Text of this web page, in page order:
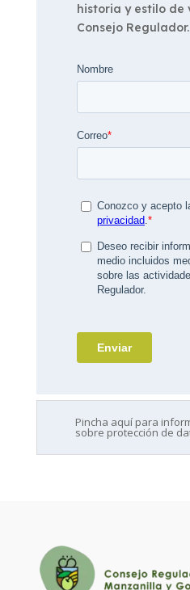
historia y estilo de
Consejo Regulador.
Pincha aquí para
sobre protección de